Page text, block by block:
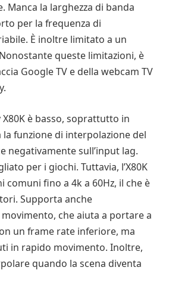
Manca la larghezza di banda
per la frequenza di
È inoltre limitato a un
queste limitazioni, è
Google TV e della webcam TV
X80K è basso, soprattutto in
la funzione di interpolazione del
negativamente sull’input lag.
per i giochi. Tuttavia, l’X80K
fino a 4k a 60Hz, il che è
Supporta anche
movimento, che aiuta a portare a
un frame rate inferiore, ma
in rapido movimento. Inoltre,
quando la scena diventa